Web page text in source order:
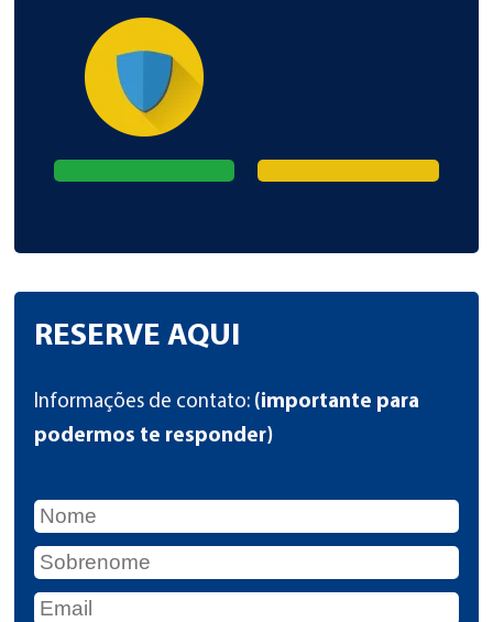
RESERVE AQUI
Informações de contato: (importante para
podermos te responder)